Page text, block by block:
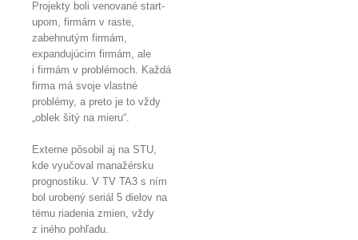
Projekty boli venované start-
upom, firmám v raste,
zabehnutým firmám,
expandujúcim firmám, ale
i firmám v problémoch. Každá
firma má svoje vlastné
problémy, a preto je to vždy
„oblek šitý na mieru“.
Externe pôsobil aj na STU,
kde vyučoval manažérsku
prognostiku. V TV TA3 s ním
bol urobený seriál 5 dielov na
tému riadenia zmien, vždy
z iného pohľadu.